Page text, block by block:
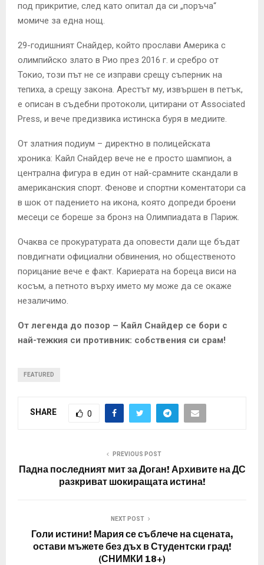
под прикритие, след като опитал да си „поръча“
момиче за една нощ.
29-годишният Снайдер, който прослави Америка с
олимпийско злато в Рио през 2016 г. и сребро от
Токио, този път не се изправи срещу съперник на
тепиха, а срещу закона. Арестът му, извършен в петък,
е описан в съдебни протоколи, цитирани от Associated
Press, и вече предизвика истинска буря в медиите.
От златния подиум – директно в полицейската
хроника: Кайл Снайдер вече не е просто шампион, а
централна фигура в един от най-срамните скандали в
американския спорт. Фенове и спортни коментатори са
в шок от падението на икона, която допреди броени
месеци се бореше за бронз на Олимпиадата в Париж.
Очаква се прокуратурата да оповести дали ще бъдат
повдигнати официални обвинения, но общественото
порицание вече е факт. Кариерата на бореца виси на
косъм, а петното върху името му може да се окаже
незаличимо.
От легенда до позор – Кайл Снайдер се бори с
най-тежкия си противник: собствения си срам!
FEATURED
SHARE 0
PREVIOUS POST
Падна последният мит за Доган! Архивите на ДС
разкриват шокиращата истина!
NEXT POST
Голи истини! Мария се съблече на сцената,
остави мъжете без дъх в Студентски град!
(СНИМКИ 18+)